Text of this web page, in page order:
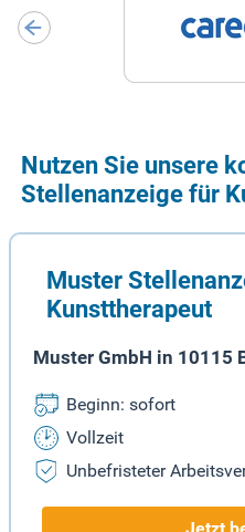
Nutzen Sie unsere
Stellenanzeige für
Muster
Kunsttherapeut
Muster GmbH in 10115
Beginn: sofort
Vollzeit
Unbefristeter